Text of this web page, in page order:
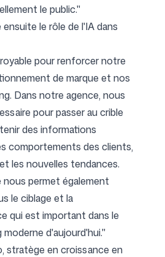
le public."
le rôle de l'IA dans
pour renforcer notre
de marque et nos
Dans notre agence, nous
pour passer au crible
des informations
comportements des clients,
les nouvelles tendances.
permet également
le ciblage et la
qui est important dans le
d'aujourd'hui."
stratège en croissance en